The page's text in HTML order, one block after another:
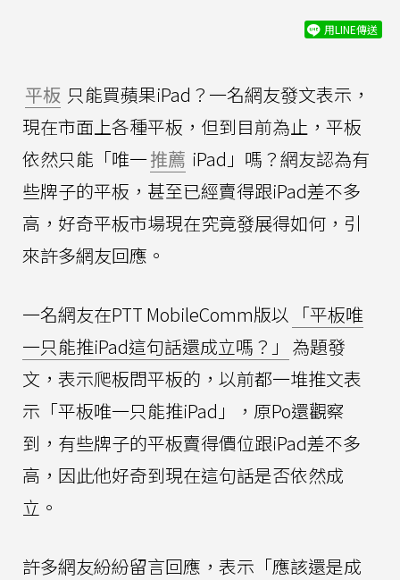
用LINE傳送
平板 只能買蘋果iPad？一名網友發文表示，
現在市面上各種平板，但到目前為止，平板
依然只能「唯一推薦 iPad」嗎？網友認為有
些牌子的平板，甚至已經賣得跟iPad差不多
高，好奇平板市場現在究竟發展得如何，引
來許多網友回應。
一名網友在PTT MobileComm版以
「平板唯
一只能推iPad這句話還成立嗎？」 為題發
文，表示爬板問平板的，以前都一堆推文表
示「平板唯一只能推iPad」，原Po還觀察
到，有些牌子的平板賣得價位跟iPad差不多
高，因此他好奇到現在這句話是否依然成
立。
許多網友紛紛留言回應，表示「應該還是成